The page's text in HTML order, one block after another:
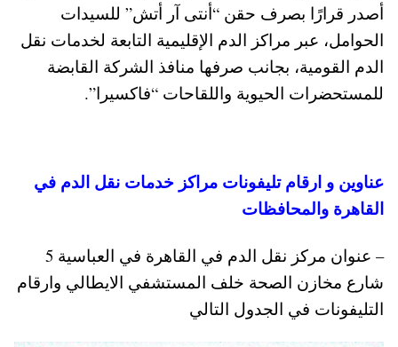
أصدر قرارًا بصرف حقن “أنتى آر أتش” للسيدات
الحوامل، عبر مراكز الدم الإقليمية التابعة لخدمات نقل
الدم القومية، بجانب صرفها منافذ الشركة القابضة
للمستحضرات الحيوية واللقاحات “فاكسيرا”.
عناوين و ارقام تليفونات مراكز خدمات نقل الدم في
القاهرة والمحافظات
– عنوان مركز نقل الدم في القاهرة في العباسية 5
شارع مخازن الصحة خلف المستشفي الايطالي وارقام
التليفونات في الجدول التالي